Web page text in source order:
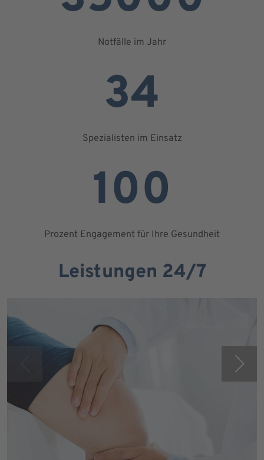
Notfälle im Jahr
34
Spezialisten im Einsatz
100
Prozent Engagement für Ihre Gesundheit
Leistungen 24/7